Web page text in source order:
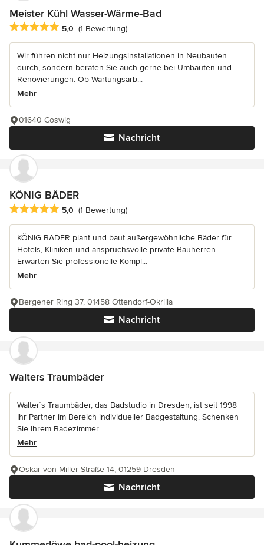
Meister Kühl Wasser-Wärme-Bad
Durchschnittliche Bewertung: 5 von 5 Sternen
5,0 (1 Bewertung)
Wir führen nicht nur Heizungsinstallationen in Neubauten
durch, sondern beraten Sie auch gerne bei Umbauten und
Renovierungen. Ob Wartungsarb...
Mehr
Nachricht
01640 Coswig
KÖNIG BÄDER
Durchschnittliche Bewertung: 5 von 5 Sternen
5,0 (1 Bewertung)
KÖNIG BÄDER plant und baut außergewöhnliche Bäder für
Hotels, Kliniken und anspruchsvolle private Bauherren.
Erwarten Sie professionelle Kompl...
Mehr
Nachricht
Bergener Ring 37, 01458 Ottendorf-Okrilla
Walters Traumbäder
Walter´s Traumbäder, das Badstudio in Dresden, ist seit 1998
Ihr Partner im Bereich individueller Badgestaltung. Schenken
Sie Ihrem Badezimmer...
Mehr
Nachricht
Oskar-von-Miller-Straße 14, 01259 Dresden